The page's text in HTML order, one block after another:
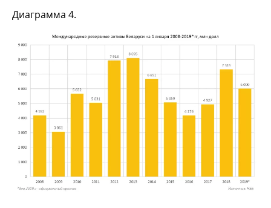
Диаграмма 4.